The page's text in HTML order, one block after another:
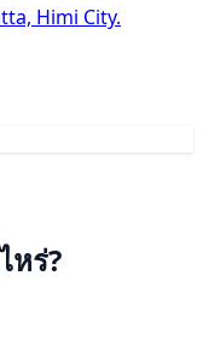
Himi City.
หร่?